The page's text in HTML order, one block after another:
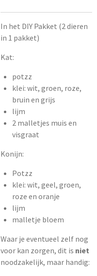
In het DIY Pakket (2 dieren
in 1 pakket)
Kat:
potzz
klei: wit, groen, roze,
bruin en grijs
lijm
2 malletjes muis en
visgraat
Konijn:
Potzz
klei: wit, geel, groen,
roze en oranje
lijm
malletje bloem
Waar je eventueel zelf nog
voor kan zorgen, dit is niet
noodzakelijk, maar handig: